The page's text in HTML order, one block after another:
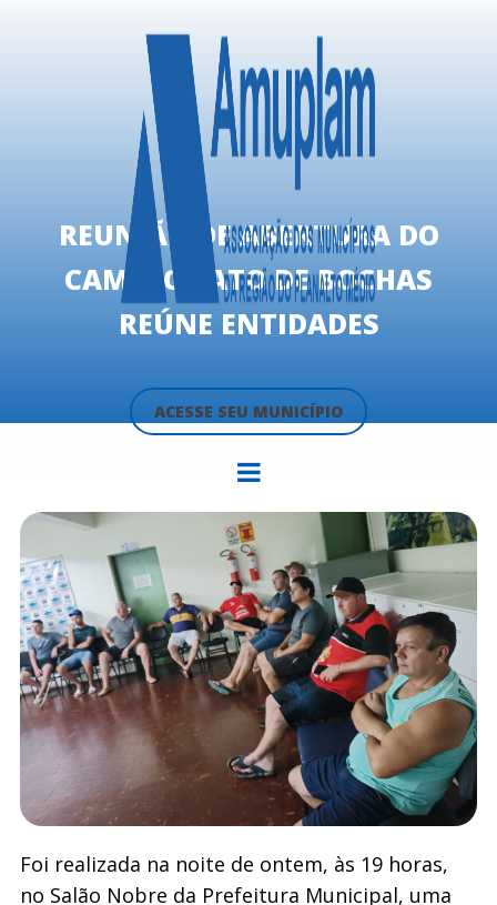
ACESSE SEU MUNICÍPIO
REUNIÃO DE ABERTURA DO
CAMPEONATO DE BOCHAS
REÚNE ENTIDADES
Foi realizada na noite de ontem, às 19 horas,
no Salão Nobre da Prefeitura Municipal, uma